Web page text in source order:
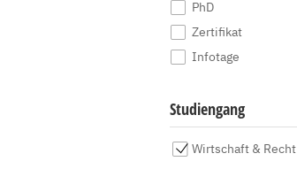
PhD
Zertifikat
Infotage
Studiengang
Wirtschaft & Recht